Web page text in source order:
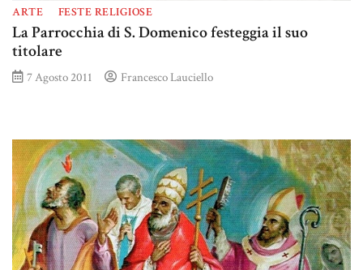
ARTE FESTE RELIGIOSE
La Parrocchia di S. Domenico festeggia il suo
titolare
7 Agosto 2011 Francesco Lauciello